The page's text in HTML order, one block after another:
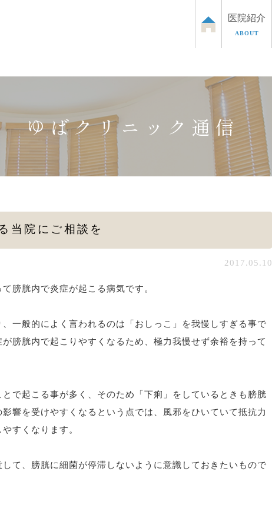
医院紹介
ABOUT
尿器のお悩み お子さまの泌尿器のお悩み ED治療
ゆばクリニック通信
当院にご相談を
2017.05.10
膀胱内で炎症が起こる病気です。
一般的によく言われるのは「おしっこ」を我慢しすぎる事で
膀胱内で起こりやすくなるため、極力我慢せず余裕を持って
で起こる事が多く、そのため「下痢」をしているときも膀胱
響を受けやすくなるという点では、風邪をひいていて抵抗力
すくなります。
て、膀胱に細菌が停滞しないように意識しておきたいもので